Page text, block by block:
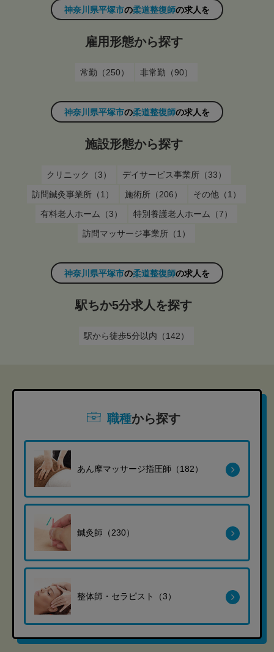
神奈川県平塚市の柔道整復師の求人を
雇用形態から探す
常勤（250） 非常勤（90）
神奈川県平塚市の柔道整復師の求人を
施設形態から探す
クリニック（3）
デイサービス事業所（33）
訪問鍼灸事業所（1）
施術所（206）
その他（1）
有料老人ホーム（3）
特別養護老人ホーム（7）
訪問マッサージ事業所（1）
神奈川県平塚市の柔道整復師の求人を
駅ちか5分求人を探す
駅から徒歩5分以内（142）
職種から探す
あん摩マッサージ指圧師（182）
鍼灸師（230）
整体師・セラピスト（3）